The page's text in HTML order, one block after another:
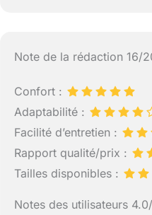
Note de la rédaction 16/
Confort :
Adaptabilité :
Facilité d’entretien :
Rapport qualité/prix :
Tailles disponibles :
Notes des utilisateurs